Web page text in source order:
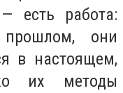
есть работа:
они
в настоящем,
их методы